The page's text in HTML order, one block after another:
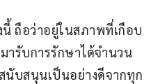
ถือว่าอยู่ในสภาพที่เกือบ
ารับการรักษาได้จำนวน
นับสนุนเป็นอย่างดีจากทุก